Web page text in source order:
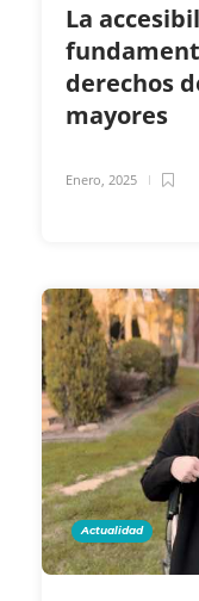
La
derechos
mayores
Enero, 2025
Actualidad